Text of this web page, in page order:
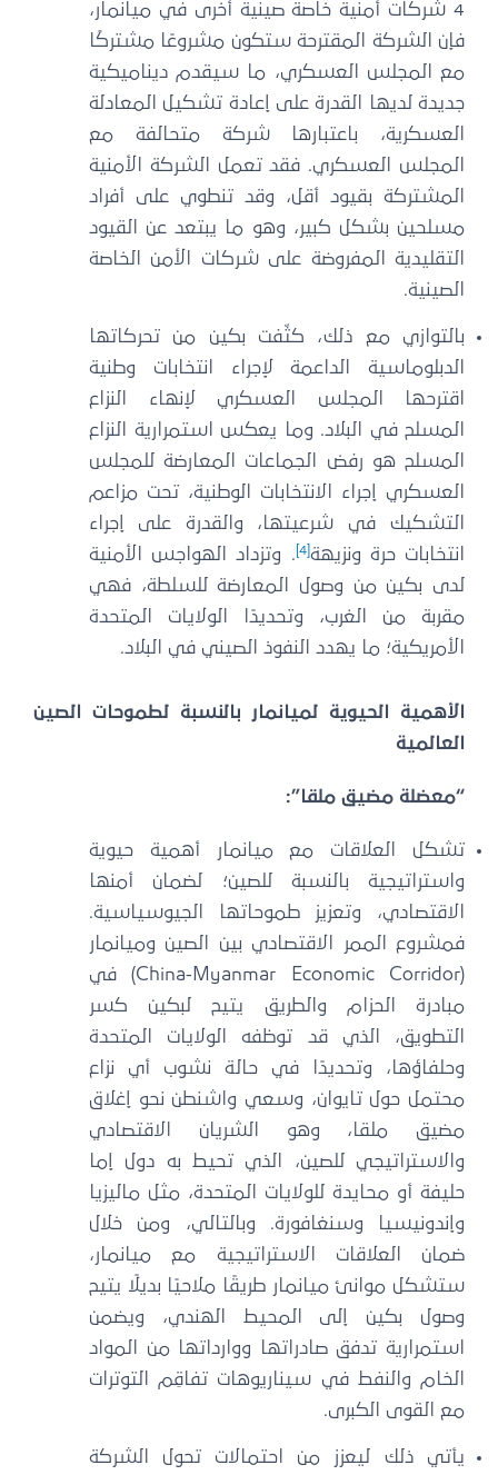
4 شركات أمنية خاصة صينية أخرى في ميانمار،
فإن الشركة المقترحة ستكون مشروعًا مشتركًا
مع المجلس العسكري، ما سيقدم ديناميكية
جديدة لديها القدرة على إعادة تشكيل المعادلة
العسكرية، باعتبارها شركة متحالفة مع
المجلس العسكري. فقد تعمل الشركة الأمنية
المشتركة بقيود أقل، وقد تنطوي على أفراد
مسلحين بشكل كبير، وهو ما يبتعد عن القيود
التقليدية المفروضة على شركات الأمن الخاصة
الصينية.
بالتوازي مع ذلك، كثّفت بكين من تحركاتها
الدبلوماسية الداعمة لإجراء انتخابات وطنية
اقترحها المجلس العسكري لإنهاء النزاع
المسلح في البلاد. وما يعكس استمرارية النزاع
المسلح هو رفض الجماعات المعارضة للمجلس
العسكري إجراء الانتخابات الوطنية، تحت مزاعم
التشكيك في شرعيتها، والقدرة على إجراء
انتخابات حرة ونزيهة [4]
. وتزداد الهواجس الأمنية
لدى بكين من وصول المعارضة للسلطة، فهي
مقربة من الغرب، وتحديدًا الولايات المتحدة
الأمريكية؛ ما يهدد النفوذ الصيني في البلاد.
الأهمية الحيوية لميانمار بالنسبة لطموحات الصين
العالمية
“معضلة مضيق ملقا”:
تشكل العلاقات مع ميانمار أهمية حيوية
واستراتيجية بالنسبة للصين؛ لضمان أمنها
الاقتصادي، وتعزيز طموحاتها الجيوسياسية.
فمشروع الممر الاقتصادي بين الصين وميانمار
(China-Myanmar Economic Corridor) في
مبادرة الحزام والطريق يتيح لبكين كسر
التطويق، الذي قد توظفه الولايات المتحدة
وحلفاؤها، وتحديدًا في حالة نشوب أي نزاع
محتمل حول تايوان، وسعي واشنطن نحو إغلاق
مضيق ملقا، وهو الشريان الاقتصادي
والاستراتيجي للصين، الذي تحيط به دول إما
حليفة أو محايدة للولايات المتحدة، مثل ماليزيا
وإندونيسيا وسنغافورة. وبالتالي، ومن خلال
ضمان العلاقات الاستراتيجية مع ميانمار،
ستشكل موانئ ميانمار طريقًا ملاحيًا بديلًا يتيح
وصول بكين إلى المحيط الهندي، ويضمن
استمرارية تدفق صادراتها ووارداتها من المواد
الخام والنفط في سيناريوهات تفاقِم التوترات
مع القوى الكبرى.
يأتي ذلك ليعزز من احتمالات تحول الشركة